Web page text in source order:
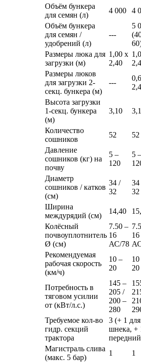
Объём бункера
для семян (л)
4 000
4
Объём бункера
для семян /
удобрений (л)
---
5
Размеры люка для
загрузки (м)
1,00 х
2,40
Размеры люков
для загрузки 2-
секц. бункера (м)
---
Высота загрузки
1-секц. бункера
(м)
3,10
Количество
сошников
52
52
Давление
сошников (кг) на
почву
5 –
120
5 –
Диаметр
сошников / катков
(см)
34 /
32
34
32
Ширина
междурядий (см)
14,40
Колёсный
почвоуплотнитель
Ø (см)
7.50 –
16
АС/78
16
Рекомендуемая
рабочая скорость
(км/ч)
10 –
20
20
Потребность в
тяговом усилии
от (кВт/л.с.)
145 –
205 /
200 –
280
Требуемое кол-во
гидр. секций
трактора
3 (+ 1
шнека, +
Магистраль слива
(макс. 5 бар)
1
1